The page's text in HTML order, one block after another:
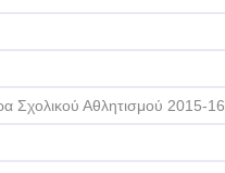
Σχολικού Αθλητισμού 2015-16